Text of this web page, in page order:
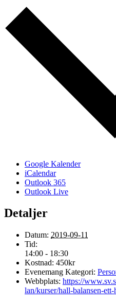
Google Kalender
iCalendar
Outlook 365
Outlook Live
Detaljer
Datum: 2019-09-11
Tid:
14:00 - 18:30
Kostnad: 450kr
Evenemang Kategori:
Webbplats: https://
lan/kurser/hall-balansen-